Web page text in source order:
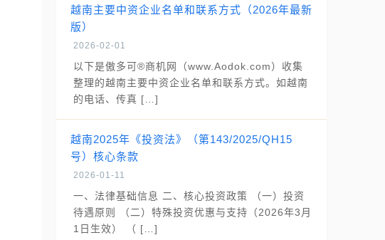
越南主要中资企业名单和联系方式（2026年最新
版）
2026-02-01
以下是傲多可®商机网（www.Aodok.com）收集
整理的越南主要中资企业名单和联系方式。如越南
的电话、传真 […]
越南2025年《投资法》（第143/2025/QH15
号）核心条款
2026-01-11
一、法律基础信息 二、核心投资政策 （一）投资
待遇原则 （二）特殊投资优惠与支持（2026年3月
1日生效） （ […]